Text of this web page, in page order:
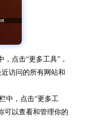
点击“更多工具”，
访问的所有网站和
中，点击“更多工
可以查看和管理你的